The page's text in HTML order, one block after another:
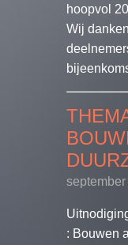
hoopvol
Wij
: Bouwen